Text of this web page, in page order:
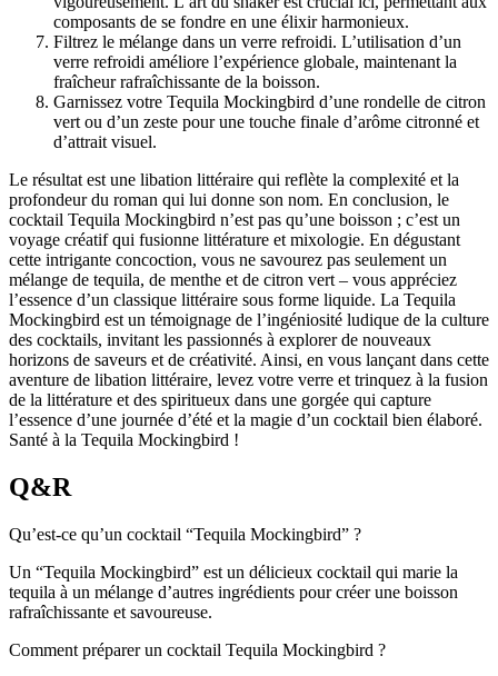
composants de se fondre en une élixir harmonieux.
Filtrez le mélange dans un verre refroidi. L’utilisation d’un
verre refroidi améliore l’expérience globale, maintenant la
fraîcheur rafraîchissante de la boisson.
Garnissez votre Tequila Mockingbird d’une rondelle de citron
vert ou d’un zeste pour une touche finale d’arôme citronné et
d’attrait visuel.
Le résultat est une libation littéraire qui reflète la complexité et la
profondeur du roman qui lui donne son nom. En conclusion, le
cocktail Tequila Mockingbird n’est pas qu’une boisson ; c’est un
voyage créatif qui fusionne littérature et mixologie. En dégustant
cette intrigante concoction, vous ne savourez pas seulement un
mélange de tequila, de menthe et de citron vert – vous appréciez
l’essence d’un classique littéraire sous forme liquide. La Tequila
Mockingbird est un témoignage de l’ingéniosité ludique de la culture
des cocktails, invitant les passionnés à explorer de nouveaux
horizons de saveurs et de créativité. Ainsi, en vous lançant dans cette
aventure de libation littéraire, levez votre verre et trinquez à la fusion
de la littérature et des spiritueux dans une gorgée qui capture
l’essence d’une journée d’été et la magie d’un cocktail bien élaboré.
Santé à la Tequila Mockingbird !
Q&R
Qu’est-ce qu’un cocktail “Tequila Mockingbird” ?
Un “Tequila Mockingbird” est un délicieux cocktail qui marie la
tequila à un mélange d’autres ingrédients pour créer une boisson
rafraîchissante et savoureuse.
Comment préparer un cocktail Tequila Mockingbird ?